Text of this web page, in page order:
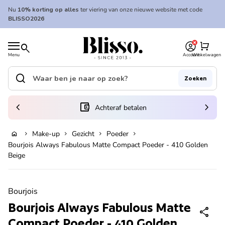
In winkelwagen
Overslaan naar inhoud
Nu 10% korting op alles ter viering van onze nieuwe website met code
BLISSO2026
Menu search
Home
AccountWinkelwagen
shopping_cart
Home
Zoek op"
search Zoeken
(link opent in nieuw tabblad/venster)
account_balance_wallet Achteraf betalen
chevron_left chevron_right
home chevron_right Make-up chevron_right Gezicht chevron_right Poeder chevron_right
Bourjois Always Fabulous Matte Compact Poeder - 410 Golden
Beige
Bourjois
Bourjois Always Fabulous Matte
share